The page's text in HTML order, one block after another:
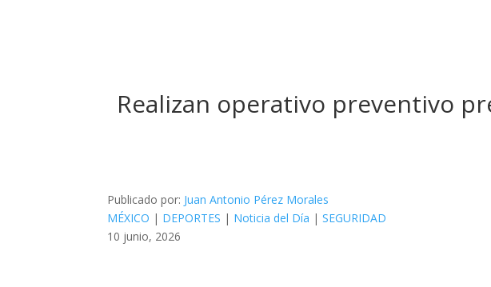
Realizan operativo preventivo
Publicado por: Juan Antonio Pérez Morales
MÉXICO | DEPORTES | Noticia del Día |SEGURIDAD
10 junio, 2026